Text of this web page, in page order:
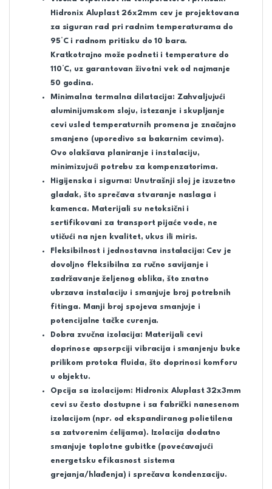
Hidronix Aluplast 26x2mm cev je projektovana
za siguran rad pri radnim temperaturama do
95°Ci radnom pritisku do10 bara.
Kratkotrajno može podneti i temperature do
110°C, uz garantovan životni vek od najmanje
50 godina.
Minimalna termalna dilatacija: Zahvaljujući
aluminijumskom sloju, istezanje i skupljanje
cevi usled temperaturnih promena je značajno
smanjeno (uporedivo sa bakarnim cevima).
Ovo olakšava planiranje i instalaciju,
minimizujući potrebu za kompenzatorima.
Higijenska i sigurna: Unutrašnji sloj je izuzetno
gladak, što sprečava stvaranje naslaga i
kamenca. Materijali su netoksični i
sertifikovani za transport pijaće vode, ne
utičući na njen kvalitet, ukus ili miris.
Fleksibilnost i jednostavna instalacija: Cev je
dovoljno fleksibilna za ručno savijanje i
zadržavanje željenog oblika, što znatno
ubrzava instalaciju i smanjuje broj potrebnih
fitinga. Manji broj spojeva smanjuje i
potencijalne tačke curenja.
Dobra zvučna izolacija: Materijali cevi
doprinose apsorpciji vibracija i smanjenju buke
prilikom protoka fluida, što doprinosi komforu
u objektu.
Opcija sa izolacijom: Hidronix Aluplast 32x3mm
cevi su često dostupne i sa fabrički nanesenom
izolacijom (npr. od ekspandiranog polietilena
sa zatvorenim ćelijama). Izolacija dodatno
smanjuje toplotne gubitke (povećavajući
energetsku efikasnost sistema
grejanja/hlađenja) i sprečava kondenzaciju.